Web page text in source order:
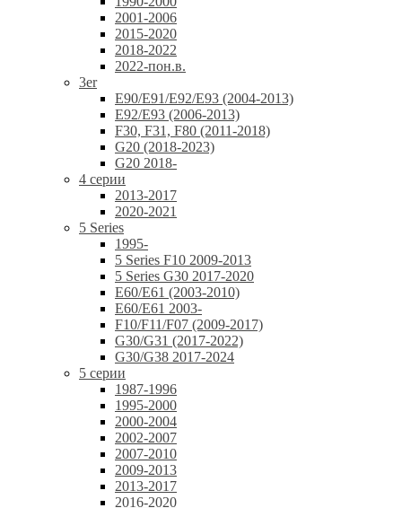
2001-2006
2015-2020
2018-2022
2022-пон.в.
3er
E90/E91/E92/E93 (2004-2013)
E92/E93 (2006-2013)
F30, F31, F80 (2011-2018)
G20 (2018-2023)
G20 2018-
4 серии
2013-2017
2020-2021
5 Series
1995-
5 Series F10 2009-2013
5 Series G30 2017-2020
E60/E61 (2003-2010)
E60/E61 2003-
F10/F11/F07 (2009-2017)
G30/G31 (2017-2022)
G30/G38 2017-2024
5 серии
1987-1996
1995-2000
2000-2004
2002-2007
2007-2010
2009-2013
2013-2017
2016-2020